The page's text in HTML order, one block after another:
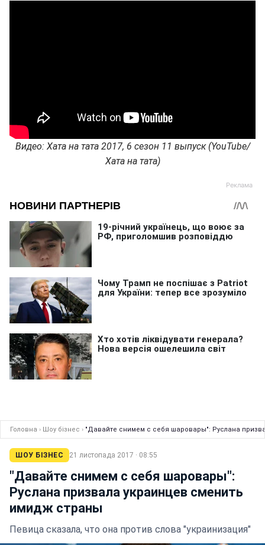
Видео: Хата на тата 2017, 6 сезон 11 выпуск (YouTube/
Хата на тата)
Головна › Шоу бізнес › "Давайте снимем с себя шаровары": Руслана
ШОУ БІЗНЕС 21 листопада 2017 · 08:55
"Давайте снимем с себя шаровары":
Руслана призвала украинцев сменить
имидж страны
Певица сказала, что она против слова "украинизация"